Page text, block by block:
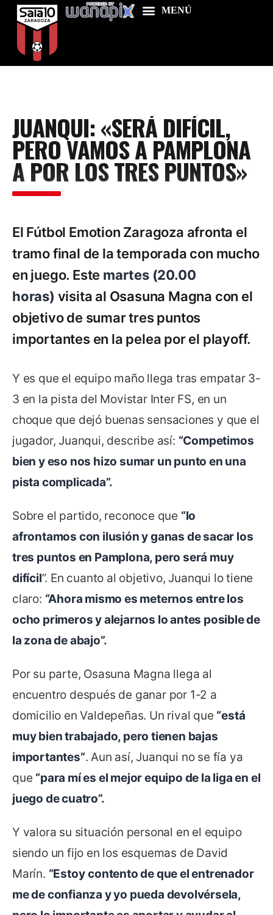
Food & Drink
Features
News
Contacts
JUANQUI: «SERÁ DIFÍCIL,
PERO VAMOS A PAMPLONA
A POR LOS TRES PUNTOS»
El Fútbol Emotion Zaragoza afronta el
tramo final de la temporada con mucho
en juego. Este martes (20.00
horas) visita al Osasuna Magna con el
objetivo de sumar tres puntos
importantes en la pelea por el playoff.
Y es que el equipo maño llega tras empatar 3-
3 en la pista del Movistar Inter FS, en un
choque que dejó buenas sensaciones y que el
jugador, Juanqui, describe así: “Competimos
bien y eso nos hizo sumar un punto en una
pista complicada”.
Sobre el partido, reconoce que “lo
afrontamos con ilusión y ganas de sacar los
tres puntos en Pamplona, pero será muy
difícil”. En cuanto al objetivo, Juanqui lo tiene
claro: “Ahora mismo es meternos entre los
ocho primeros y alejarnos lo antes posible de
la zona de abajo”.
Por su parte, Osasuna Magna llega al
encuentro después de ganar por 1-2 a
domicilio en Valdepeñas. Un rival que “está
muy bien trabajado, pero tienen bajas
importantes”. Aun así, Juanqui no se fía ya
que “para mí es el mejor equipo de la liga en el
juego de cuatro”.
Y valora su situación personal en el equipo
siendo un fijo en los esquemas de David
Marín. “Estoy contento de que el entrenador
me de confianza y yo pueda devolvérsela,